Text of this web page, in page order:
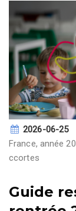
2026-06-25
France, année
ccortes
Guide